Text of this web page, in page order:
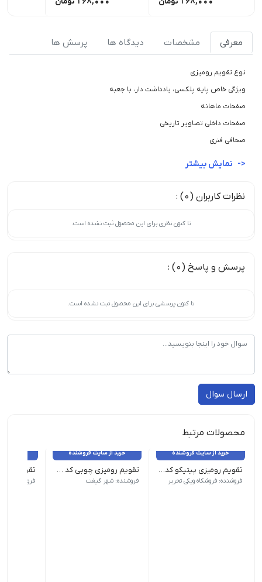
معرفی مشخصات دیدگاه ها پرسش ها
نوع تقویم رومیزی
ویژگی خاص پایه پلکسی، یادداشت دار، با جعبه
صفحات ماهانه
صفحات داخلی تصاویر تاریخی
صحافی فنری
نظرات کاربران (0) :
تا کنون نظری برای این محصول ثبت نشده است.
پرسش و پاسخ (0) :
تا کنون پرسشی برای این محصول ثبت نشده است.
ارسال سوال
محصولات مرتبط
خرید از سایت فروشنده
تقویم رومیزی پیتیکو کد ۷۷۷ وزن 100 گرم طرح رنگ دخترانه| ابعاد 11×13 سایر مشخصات | جلد سخت
فروشنده: فروشکاه ویکی تحریر
خرید از سایت فروشنده
تقویم رومیزی چوبی کد TA-SH71
فروشنده: شهر گیفت
وزن 50 گرم نام محصول| تقویم رو میزی پیتیکو کد 778| ابعاد 12×12| نوع صحافی| فنری
فروشنده: